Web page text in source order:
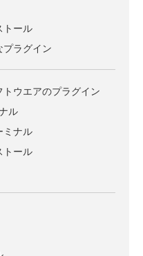
トール
ラグイン
トウエアのプラグイン
ル
ミナル
トール